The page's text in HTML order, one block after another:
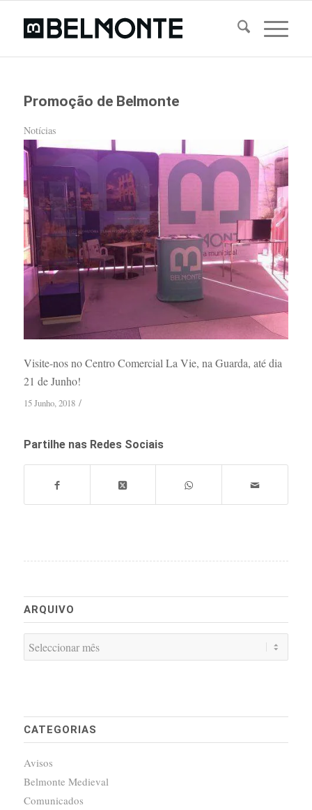
Promoção de Belmonte
Notícias
Visite-nos no Centro Comercial La Vie, na Guarda, até dia
21 de Junho!
15 Junho, 2018 /
Partilhe nas Redes Sociais
ARQUIVO
CATEGORIAS
Avisos
Belmonte Medieval
Comunicados